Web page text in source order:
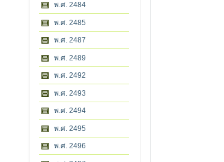
พ.ศ. 2484
พ.ศ. 2485
พ.ศ. 2487
พ.ศ. 2489
พ.ศ. 2492
พ.ศ. 2493
พ.ศ. 2494
พ.ศ. 2495
พ.ศ. 2496